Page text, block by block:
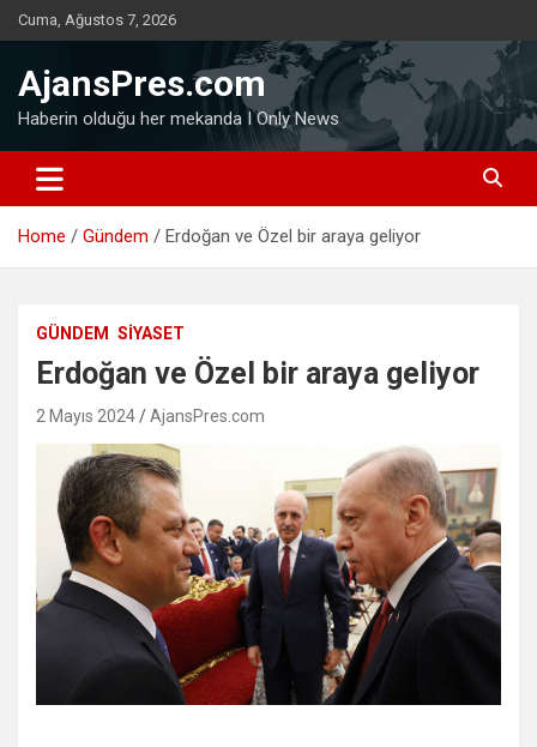
Skip
to
Cuma, Ağustos 7, 2026
AjansPres.com
Haberin olduğu her mekanda I Only News
Home Gündem Erdoğan ve Özel bir araya geliyor
GÜNDEM SIYASET
Erdoğan ve Özel bir araya geliyor
2 Mayıs 2024 AjansPres.com